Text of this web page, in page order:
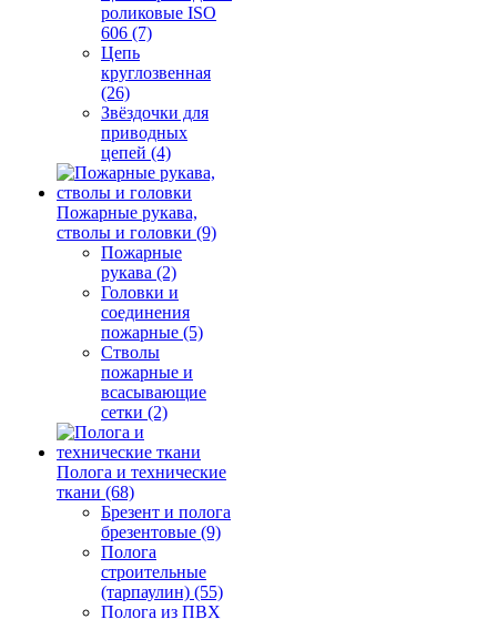
роликовые ISO
606 (7)
Цепь
круглозвенная
(26)
Звёздочки для
приводных
цепей (4)
Пожарные рукава,
стволы и головки (9)
Пожарные
рукава (2)
Головки и
соединения
пожарные (5)
Стволы
пожарные и
всасывающие
сетки (2)
Полога и технические
ткани (68)
Брезент и полога
брезентовые (9)
Полога
строительные
(тарпаулин) (55)
Полога из ПВХ